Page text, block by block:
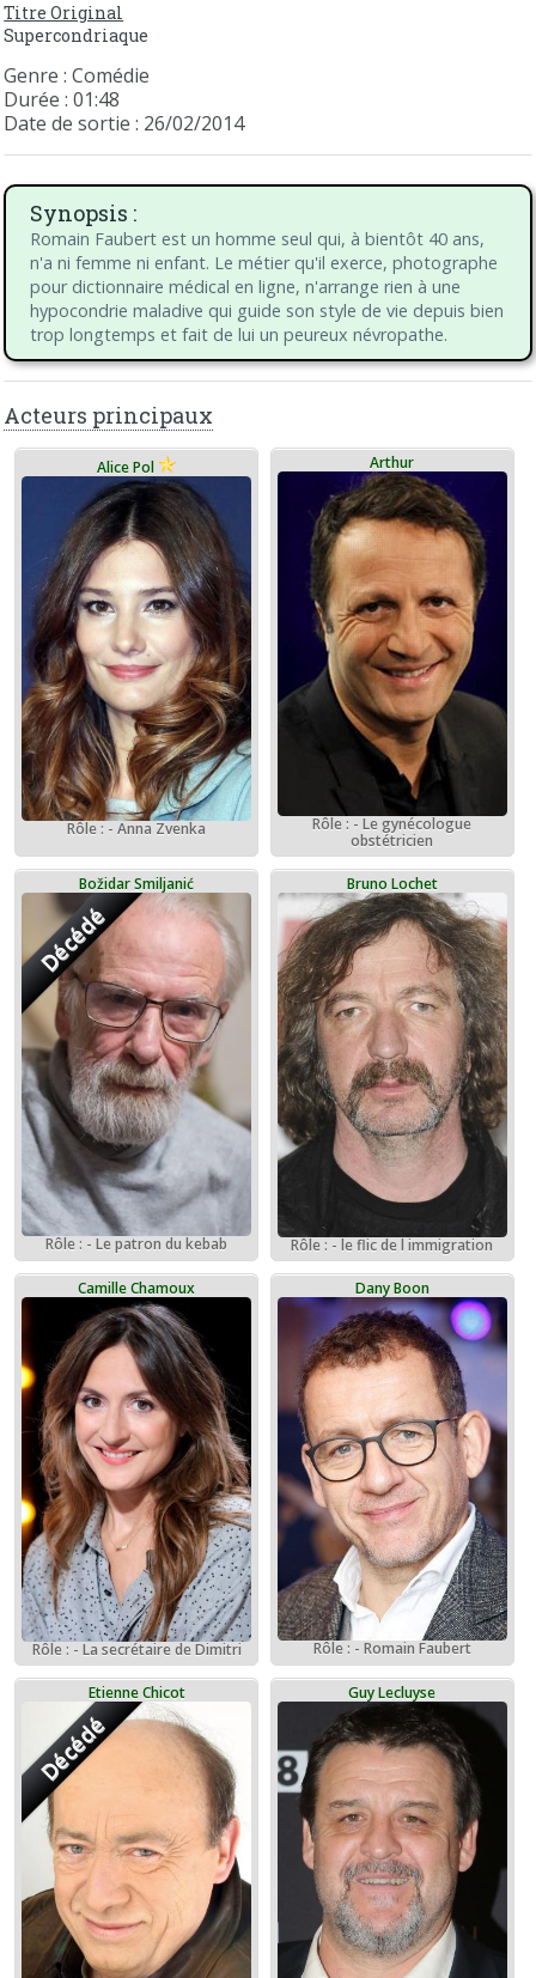
Titre Original
Supercondriaque
Genre : Comédie
Durée : 01:48
Date de sortie : 26/02/2014
Synopsis :
Romain Faubert est un homme seul qui, à bientôt 40 ans,
n'a ni femme ni enfant. Le métier qu'il exerce, photographe
pour dictionnaire médical en ligne, n'arrange rien à une
hypocondrie maladive qui guide son style de vie depuis bien
trop longtemps et fait de lui un peureux névropathe.
Acteurs principaux
Alice Pol
Rôle : - Anna Zvenka
Arthur
Rôle : - Le gynécologue
obstétricien
Božidar Smiljanić
Décédé
Rôle : - Le patron du kebab
Bruno Lochet
Rôle : - le flic de l immigration
Camille Chamoux
Rôle : - La secrétaire de Dimitri
Dany Boon
Rôle : - Romain Faubert
Etienne Chicot
Décédé
Guy Lecluyse